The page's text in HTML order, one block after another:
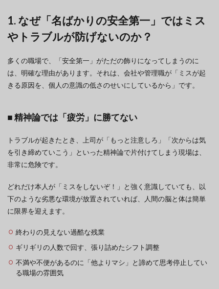
1. なぜ「名ばかりの安全第一」ではミス
やトラブルが防げないのか？
多くの職場で、「安全第一」がただの飾りになってしまうのに
は、明確な理由があります。それは、会社や管理職が「ミスが起
きる原因を、個人の意識の低さのせいにしているから」です。
■ 精神論では「疲労」に勝てない
トラブルが起きたとき、上司が「もっと注意しろ」「次からは気
を引き締めていこう」といった精神論で片付けてしまう現場は、
非常に危険です。
どれだけ本人が「ミスをしないぞ！」と強く意識していても、以
下のような劣悪な環境が放置されていれば、人間の脳と体は簡単
に限界を迎えます。
終わりの見えない過酷な残業
ギリギリの人数で回す、張り詰めたシフト調整
不満や不便があるのに「他よりマシ」と諦めて思考停止してい
る職場の雰囲気